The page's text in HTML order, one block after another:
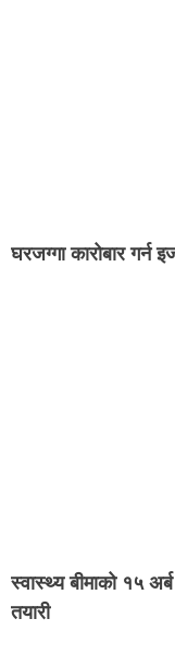
घरजग्गा कारोबार गर्न
स्वास्थ्य बीमाको १५
तयारी